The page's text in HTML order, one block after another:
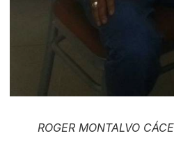
ROGER MONTALVO